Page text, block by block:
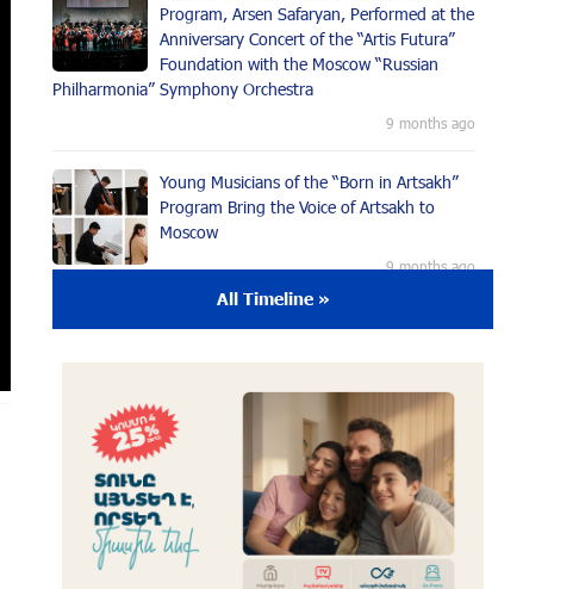
Program, Arsen Safaryan, Performed at the
Anniversary Concert of the “Artis Futura”
Foundation with the Moscow “Russian
Philharmonia” Symphony Orchestra
9 months ago
Young Musicians of the “Born in Artsakh”
Program Bring the Voice of Artsakh to
Moscow
9 months ago
The Sound of Artsakh in the USA
Educational Trip and First U.S. Concert of
the Music for Future Foundation’s Young
Musicians
10 months ago
All Timeline »